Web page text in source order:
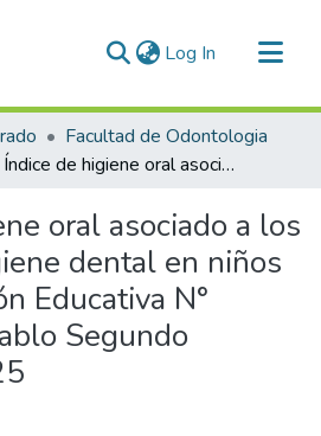
Log In (current)
Facultad de Odontologia
Índice de higiene oral asociado a los hábitos de higiene dental en niños de la Institución Educativa N° 40631 Juan Pablo Segundo Arequipa, 2025
oral asociado a los
dental en niños
Educativa N°
Segundo